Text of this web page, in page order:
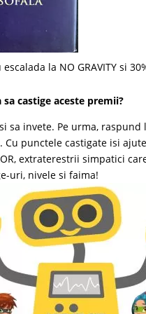
la NO GRAVITY si
castige aceste premii?
sa invete. Pe urma,
punctele castigate isi
extraterestrii simpatici
uri, nivele si faima!